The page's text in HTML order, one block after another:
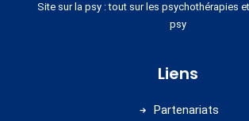
Site sur la psy : tout sur les psychothérapies
psy
Liens
Partenariats